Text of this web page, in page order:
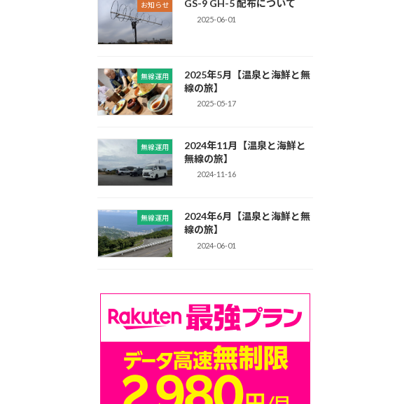
お知らせ GS-9 GH-5 配布について
2025-06-01
無線運用
2025年5月【温泉と海鮮と無
線の旅】
2025-05-17
無線運用
2024年11月【温泉と海鮮と
無線の旅】
2024-11-16
無線運用
2024年6月【温泉と海鮮と無
線の旅】
2024-06-01